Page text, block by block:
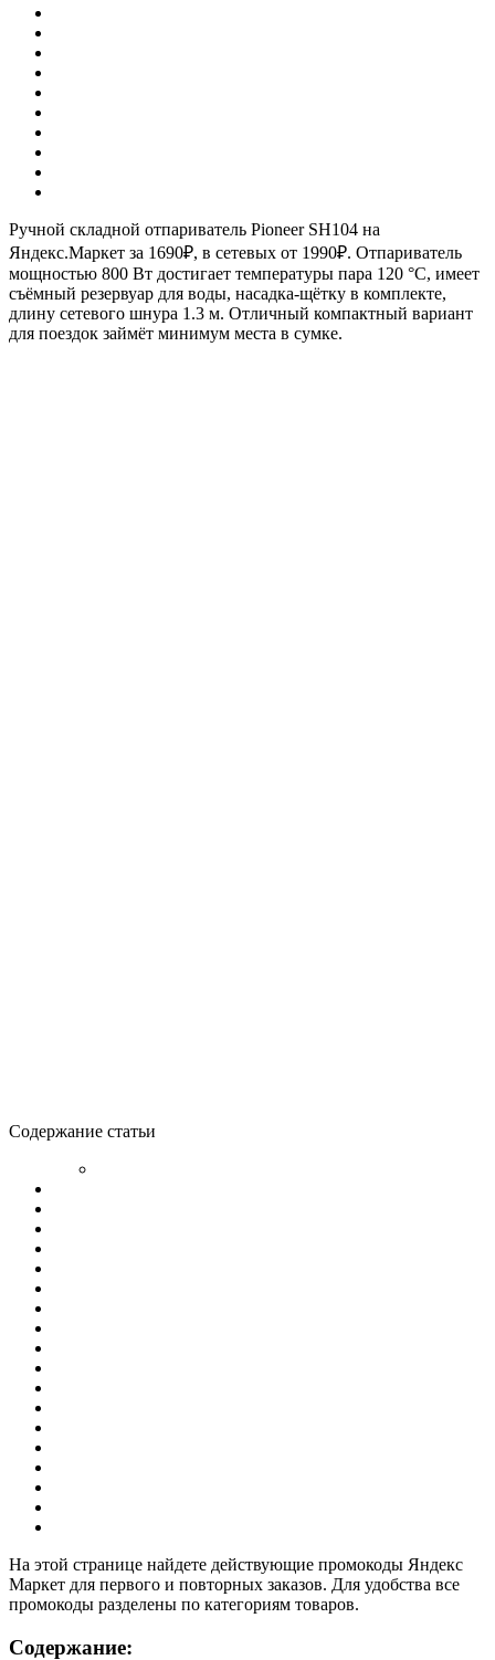
Ручной складной отпариватель Pioneer SH104 на
Яндекс.Маркет за 1690₽, в сетевых от 1990₽. Отпариватель
мощностью 800 Вт достигает температуры пара 120 °C, имеет
съёмный резервуар для воды, насадка-щётку в комплекте,
длину сетевого шнура 1.3 м. Отличный компактный вариант
для поездок займёт минимум места в сумке.
Содержание статьи
На этой странице найдете действующие промокоды Яндекс
Маркет для первого и повторных заказов. Для удобства все
промокоды разделены по категориям товаров.
Содержание: